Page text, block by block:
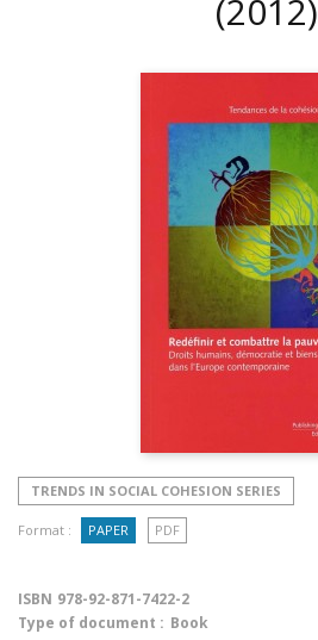
(2012)
TRENDS IN SOCIAL COHESION SERIES
Format : PAPER PDF
ISBN 978-92-871-7422-2
Type of document : Book